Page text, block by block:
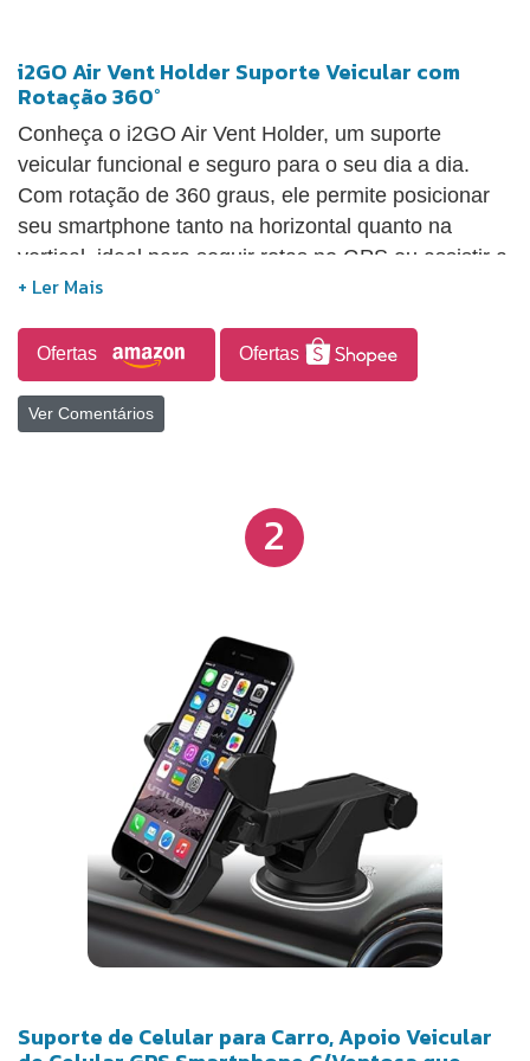
i2GO Air Vent Holder Suporte Veicular com
Rotação 360°
Conheça o i2GO Air Vent Holder, um suporte
veicular funcional e seguro para o seu dia a dia.
Com rotação de 360 graus, ele permite posicionar
seu smartphone tanto na horizontal quanto na
vertical, ideal para seguir rotas no GPS ou assistir a
vídeos. O clipe de gancho proporciona uma fixação
estabilidade mesmo em terrenos irregulares.
Compatível com smartphones de 4 a 6,7 polegadas,
seu design compacto e discreto mantém o interior
horizontal e vertical, ideal para visualizar mapas,
assistir vídeos ou realizar videochamadas.
Segurança e Estabilidade: O clipe de gancho
estável em qualquer tipo de estrada.
Compatibilidade Ampla: Compatível com
smartphones de 4 até 6,7 polegadas, o suporte se
adapta a diferentes modelos, oferecendo um
encaixe perfeito e seguro.
Ofertas Ofertas
Ver Comentários
2
Suporte de Celular para Carro, Apoio Veicular